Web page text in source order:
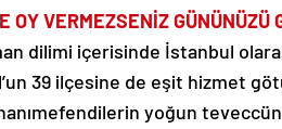
OY VERMEZSENİZ GÜNÜNÜZÜ
dilimi içerisinde İstanbul
39 ilçesine de eşit hizmet
yoğun